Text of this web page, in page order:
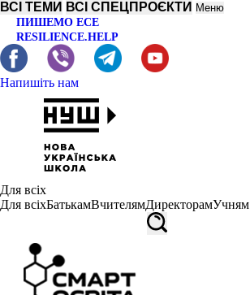
ВСІ ТЕМИ ВСІ СПЕЦПРОЄКТИ Меню
ПИШЕМО ЕСЕ
RESILIENCE.HELP
Напишіть нам
Для всіх
Для всіхБатькамВчителямДиректорамУчням